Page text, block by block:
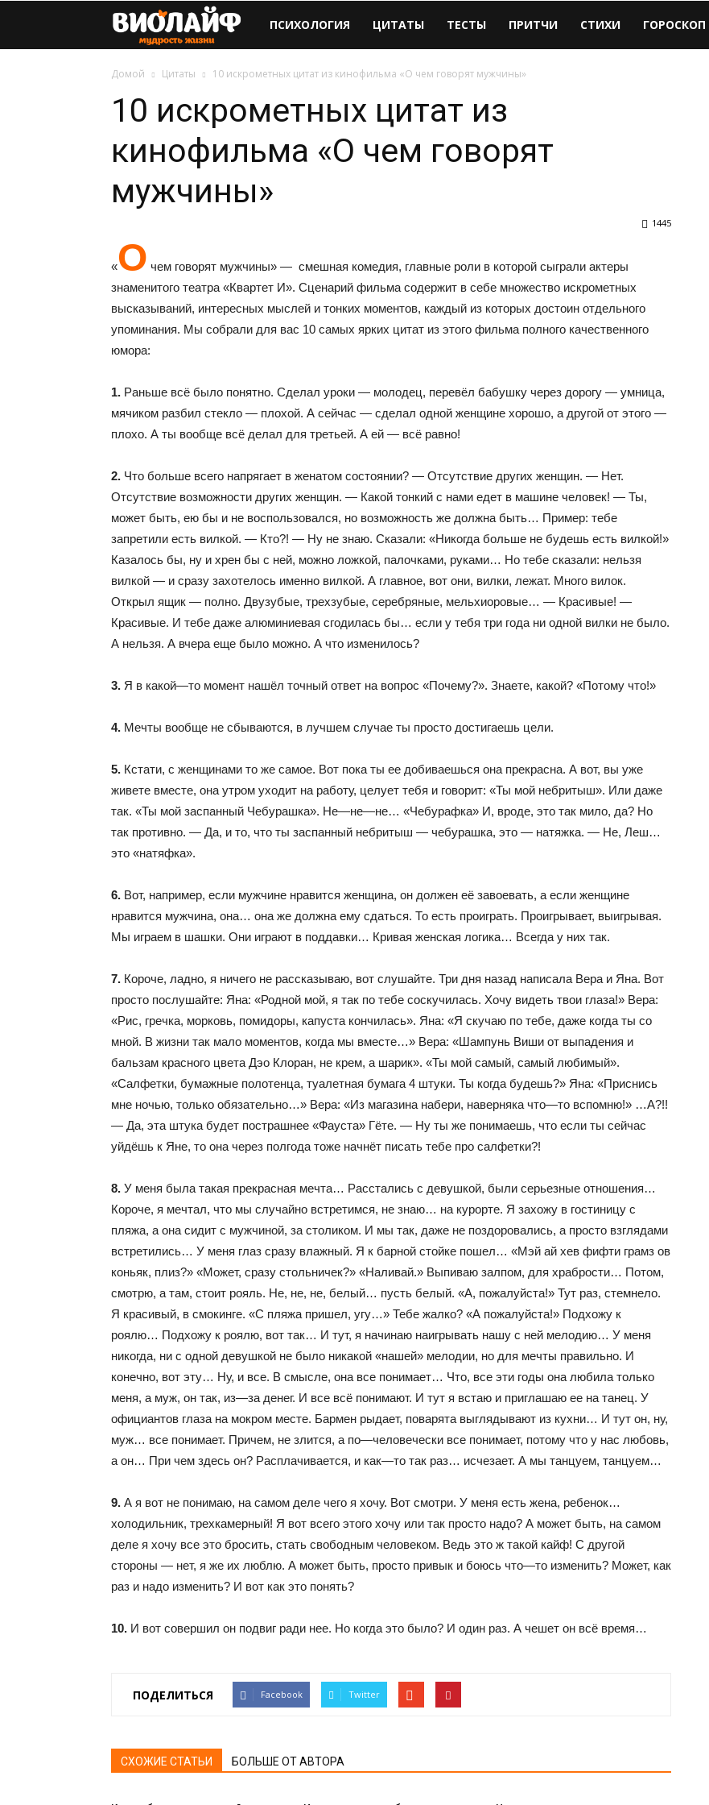
Виолайф
ПСИХОЛОГИЯ ЦИТАТЫ ТЕСТЫ ПРИТЧИ СТИХИ ГОРОСКОП
Домой Цитаты 10 искрометных цитат из кинофильма «О чем говорят мужчины»
10 искрометных цитат из
кинофильма «О чем говорят
мужчины»
1445
«О чем говорят мужчины» — смешная комедия, главные роли в которой сыграли актеры
знаменитого театра «Квартет И». Сценарий фильма содержит в себе множество искрометных
высказываний, интересных мыслей и тонких моментов, каждый из которых достоин отдельного
упоминания. Мы собрали для вас 10 самых ярких цитат из этого фильма полного качественного
юмора:
1. Раньше всё было понятно. Сделал уроки — молодец, перевёл бабушку через дорогу — умница,
мячиком разбил стекло — плохой. А сейчас — сделал одной женщине хорошо, а другой от этого —
плохо. А ты вообще всё делал для третьей. А ей — всё равно!
2. Что больше всего напрягает в женатом состоянии? — Отсутствие других женщин. — Нет.
Отсутствие возможности других женщин. — Какой тонкий с нами едет в машине человек! — Ты,
может быть, ею бы и не воспользовался, но возможность же должна быть… Пример: тебе
запретили есть вилкой. — Кто?! — Ну не знаю. Сказали: «Никогда больше не будешь есть вилкой!»
Казалось бы, ну и хрен бы с ней, можно ложкой, палочками, руками… Но тебе сказали: нельзя
вилкой — и сразу захотелось именно вилкой. А главное, вот они, вилки, лежат. Много вилок.
Открыл ящик — полно. Двузубые, трехзубые, серебряные, мельхиоровые… — Красивые! —
Красивые. И тебе даже алюминиевая сгодилась бы… если у тебя три года ни одной вилки не было.
А нельзя. А вчера еще было можно. А что изменилось?
3. Я в какой—то момент нашёл точный ответ на вопрос «Почему?». Знаете, какой? «Потому что!»
4. Мечты вообще не сбываются, в лучшем случае ты просто достигаешь цели.
5. Кстати, с женщинами то же самое. Вот пока ты ее добиваешься она прекрасна. А вот, вы уже
живете вместе, она утром уходит на работу, целует тебя и говорит: «Ты мой небритыш». Или даже
так. «Ты мой заспанный Чебурашка». Не—не—не… «Чебурафка» И, вроде, это так мило, да? Но
так противно. — Да, и то, что ты заспанный небритыш — чебурашка, это — натяжка. — Не, Леш…
это «натяфка».
6. Вот, например, если мужчине нравится женщина, он должен её завоевать, а если женщине
нравится мужчина, она… она же должна ему сдаться. То есть проиграть. Проигрывает, выигрывая.
Мы играем в шашки. Они играют в поддавки… Кривая женская логика… Всегда у них так.
7. Короче, ладно, я ничего не рассказываю, вот слушайте. Три дня назад написала Вера и Яна. Вот
просто послушайте: Яна: «Родной мой, я так по тебе соскучилась. Хочу видеть твои глаза!» Вера:
«Рис, гречка, морковь, помидоры, капуста кончилась». Яна: «Я скучаю по тебе, даже когда ты со
мной. В жизни так мало моментов, когда мы вместе…» Вера: «Шампунь Виши от выпадения и
бальзам красного цвета Дэо Клоран, не крем, а шарик». «Ты мой самый, самый любимый».
«Салфетки, бумажные полотенца, туалетная бумага 4 штуки. Ты когда будешь?» Яна: «Приснись
мне ночью, только обязательно…» Вера: «Из магазина набери, наверняка что—то вспомню!» …А?!!
— Да, эта штука будет пострашнее «Фауста» Гёте. — Ну ты же понимаешь, что если ты сейчас
уйдёшь к Яне, то она через полгода тоже начнёт писать тебе про салфетки?!
8. У меня была такая прекрасная мечта… Расстались с девушкой, были серьезные отношения…
Короче, я мечтал, что мы случайно встретимся, не знаю… на курорте. Я захожу в гостиницу с
пляжа, а она сидит с мужчиной, за столиком. И мы так, даже не поздоровались, а просто взглядами
встретились… У меня глаз сразу влажный. Я к барной стойке пошел… «Мэй ай хев фифти грамз ов
коньяк, плиз?» «Может, сразу стольничек?» «Наливай.» Выпиваю залпом, для храбрости… Потом,
смотрю, а там, стоит рояль. Не, не, не, белый… пусть белый. «А, пожалуйста!» Тут раз, стемнело.
Я красивый, в смокинге. «С пляжа пришел, угу…» Тебе жалко? «А пожалуйста!» Подхожу к
роялю… Подхожу к роялю, вот так… И тут, я начинаю наигрывать нашу с ней мелодию… У меня
никогда, ни с одной девушкой не было никакой «нашей» мелодии, но для мечты правильно. И
конечно, вот эту… Ну, и все. В смысле, она все понимает… Что, все эти годы она любила только
меня, а муж, он так, из—за денег. И все всё понимают. И тут я встаю и приглашаю ее на танец. У
официантов глаза на мокром месте. Бармен рыдает, поварята выглядывают из кухни… И тут он, ну,
муж… все понимает. Причем, не злится, а по—человечески все понимает, потому что у нас любовь,
а он… При чем здесь он? Расплачивается, и как—то так раз… исчезает. А мы танцуем, танцуем…
9. А я вот не понимаю, на самом деле чего я хочу. Вот смотри. У меня есть жена, ребенок…
холодильник, трехкамерный! Я вот всего этого хочу или так просто надо? А может быть, на самом
деле я хочу все это бросить, стать свободным человеком. Ведь это ж такой кайф! С другой
стороны — нет, я же их люблю. А может быть, просто привык и боюсь что—то изменить? Может, как
раз и надо изменить? И вот как это понять?
10. И вот совершил он подвиг ради нее. Но когда это было? И один раз. А чешет он всё время…
ПОДЕЛИТЬСЯ Facebook Twitter
СХОЖИЕ СТАТЬИ БОЛЬШЕ ОТ АВТОРА